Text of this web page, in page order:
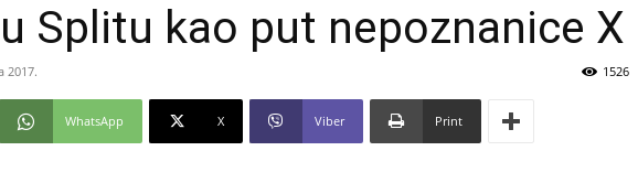
Splitu kao put nepoznanice X
2017. 1526
WhatsApp X Viber Print